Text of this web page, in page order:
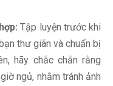
Tập luyện trước khi
thư giãn và chuẩn bị
hãy chắc chắn rằng
ngủ, nhằm tránh ảnh